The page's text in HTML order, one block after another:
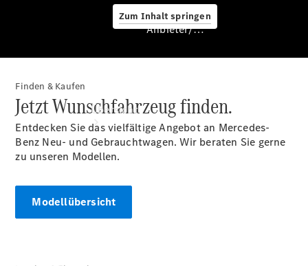
Zum Inhalt springen
Anbieter/Datenschutz
Übersicht
Startseite
Anbieter/Datenschutz
Finden & Kaufen
Jetzt Wunschfahrzeug finden.
Entdecken Sie das vielfältige Angebot an Mercedes-
Benz Neu- und Gebrauchtwagen. Wir beraten Sie gerne
zu unseren Modellen.
Modellübersicht